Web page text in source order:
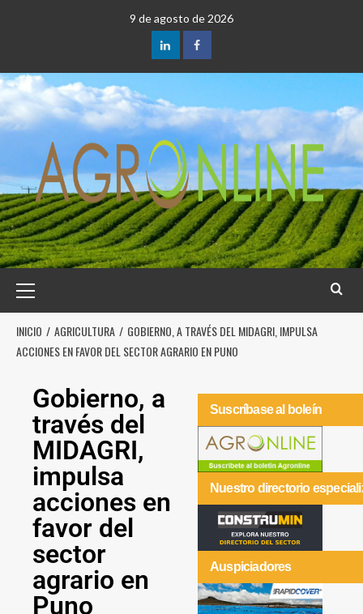
9 de agosto de 2026
INICIO AGRICULTURA
GOBIERNO, A TRAVÉS DEL MIDAGRI, IMPULSA
ACCIONES EN FAVOR DEL SECTOR AGRARIO EN PUNO
Gobierno, a
través del
MIDAGRI,
impulsa
acciones en
favor del
sector
agrario en
Puno
Suscríbase al boleín
Nuestro directorio
Auspiciadores